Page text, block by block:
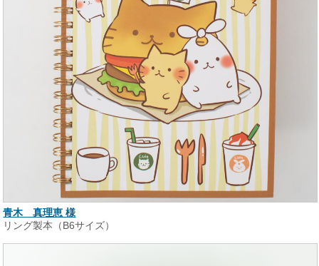
青木 真理恵 様
リング製本（B6サイズ）